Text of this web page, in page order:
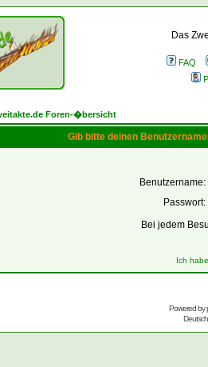
Das
FAQ
Foren-�bersicht
Gib bitte deinen
Benutzername:
Passwort:
Bei jedem
Ich
Powered by